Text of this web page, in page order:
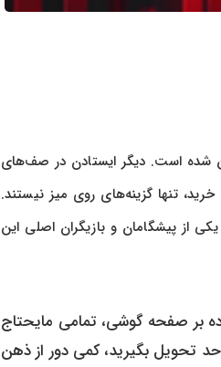
شده است. دیگر ایستادن در صف‌های
تنها گزینه‌های روی میز نیستند.
از پیشگامان و بازیگران اصلی این
بر صفحه گوشی، تمامی مایحتاج
تحویل بگیرید، کمی دور از ذهن